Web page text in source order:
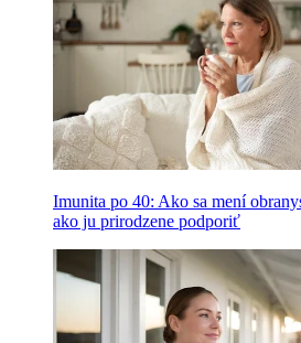
Imunita po 40: Ako sa mení
ako ju prirodzene podporiť